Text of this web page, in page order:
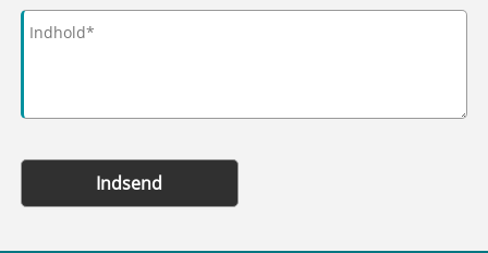
Indsend